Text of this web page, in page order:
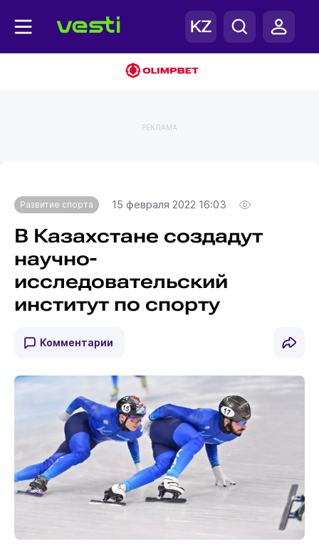
РЕКЛАМА
Развитие спорта 15 февраля 2022 16:03
В Казахстане создадут
научно-
исследовательский
институт по спорту
Комментарии